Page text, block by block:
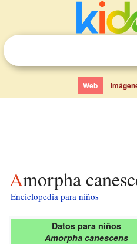
Web
Amorpha
Enciclopedia para niños
Datos para niños
Amorpha canescens